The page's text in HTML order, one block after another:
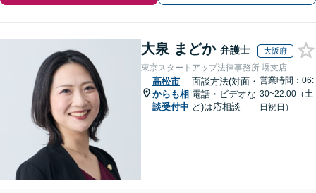
大泉 まどか 弁護士 大阪府
東京スタートアップ法律事務所 堺支店
高松市
からも相
談受付中
面談方法(対面・
電話・ビデオな
ど)は応相談
営業時間：06:
30~22:00（土
日祝日）